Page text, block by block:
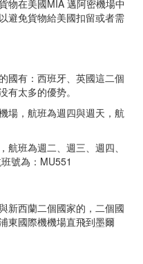
物在美國MIA 邁阿密機場中
避免貨物給美國扣留或者需
國有：西班牙、英國這二個
太多的優势。
場，航班為週四與週天，航
航班為週二、週三、週四、
號為：MU551
新西蘭二個國家的，二個國
東國際機機場直飛到墨爾